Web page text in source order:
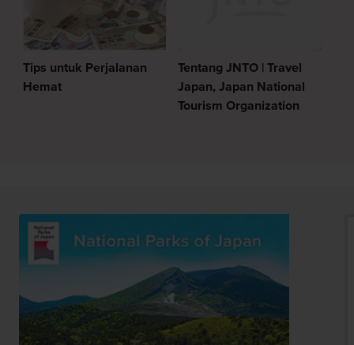
Tips untuk Perjalanan
Hemat
Tentang JNTO | Travel
Japan, Japan National
Tourism Organization